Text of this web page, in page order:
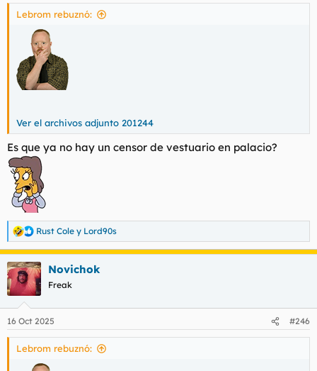
Lebrom rebuznó:
Ver el archivos adjunto 201244
Es que ya no hay un censor de vestuario en palacio?
R
e
a
c
c
i
e
s
Rust Cole y Lord90s
Novichok
Freak
16 Oct 2025 #246
Lebrom rebuznó: